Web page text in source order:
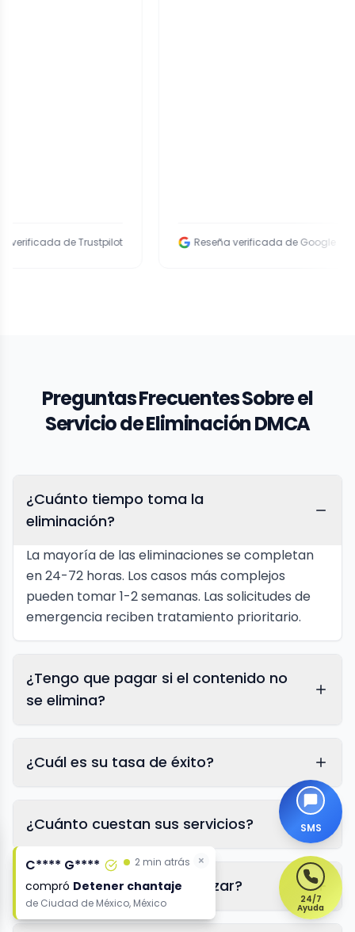
de Trustpilot Reseña verificada de Google
Preguntas Frecuentes Sobre el
Servicio de Eliminación DMCA
¿Cuánto tiempo toma la
eliminación?
La mayoría de las eliminaciones se completan
en 24-72 horas. Los casos más complejos
pueden tomar 1-2 semanas. Las solicitudes de
emergencia reciben tratamiento prioritario.
¿Tengo que pagar si el contenido no
se elimina?
¿Cuál es su tasa de éxito?
¿Cuánto cuestan sus servicios?
¿Qué necesito para empezar?
C**** G**** 2 min atrás
compró Detener chantaje
de Ciudad de México, México
×
C**** G**** 2 min atrás
compró Detener chantaje
de Ciudad de México, México
×
24/7
Ayuda
SMS